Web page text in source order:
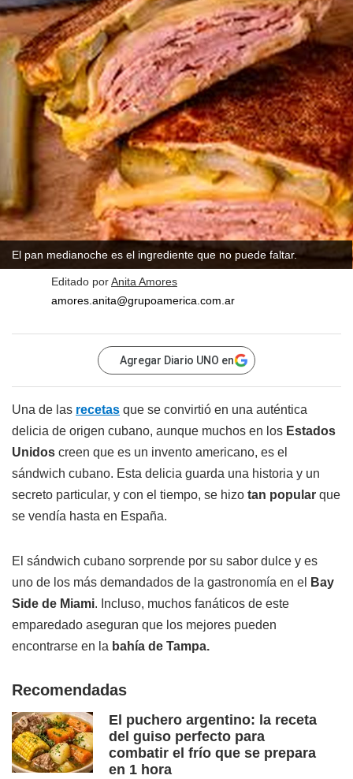
El pan medianoche es el ingrediente que no puede faltar.
Editado porAnita Amores
amores.anita@grupoamerica.com.ar
Agregar Diario UNO en
Una de las recetas que se convirtió en una auténtica
delicia de origen cubano, aunque muchos en los Estados
Unidos creen que es un invento americano, es el
sándwich cubano. Esta delicia guarda una historia y un
secreto particular, y con el tiempo, se hizo tan popular que
se vendía hasta en España.
El sándwich cubano sorprende por su sabor dulce y es
uno de los más demandados de la gastronomía en el
Bay
Side de Miami. Incluso, muchos fanáticos de este
emparedado aseguran que los mejores pueden
encontrarse en la bahía de Tampa.
Recomendadas
El puchero argentino: la receta
del guiso perfecto para
combatir el frío que se prepara
en 1 hora